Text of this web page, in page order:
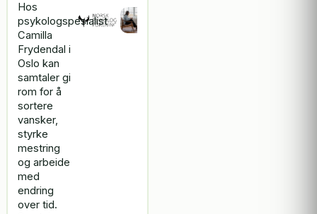
Hos
psykologspesialist
Camilla
Frydendal i
Oslo kan
samtaler gi
rom for å
sortere
vansker,
styrke
mestring
og arbeide
med
endring
over tid.